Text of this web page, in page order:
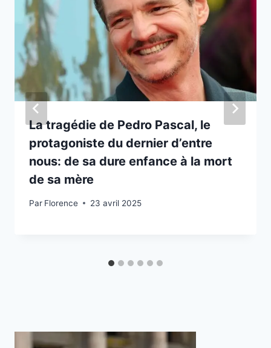
La tragédie de Pedro Pascal, le
protagoniste du dernier d’entre
nous: de sa dure enfance à la mort
de sa mère
Par Florence 23 avril 2025